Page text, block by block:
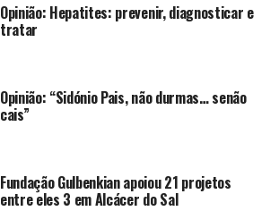
Opinião: Hepatites: prevenir, diagnosticar e
tratar
Opinião: “Sidónio Pais, não durmas… senão
cais”
Fundação Gulbenkian apoiou 21 projetos
entre eles 3 em Alcácer do Sal